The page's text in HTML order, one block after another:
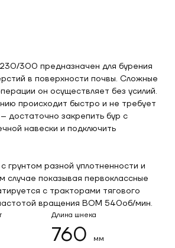
Длина шнека
760 мм
300 предназначен для бурения
в поверхности почвы. Сложные
он осуществляет без усилий.
происходит быстро и не требует
достаточно закрепить бур с
навески и подключить
грунтом разной уплотненности и
случае показывая первоклассные
с тракторами тягового
вращения ВОМ 540об/мин.